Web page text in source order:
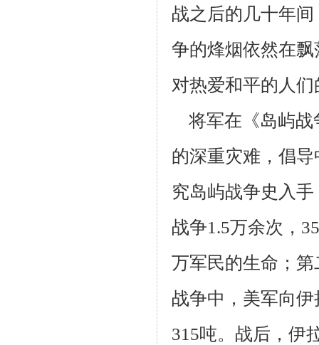
战之后的几十年
争的烽烟依然在
对热爱和平的人
将军在《岛屿战
的深重灾难，倡
究岛屿战争史入
战争1.5万余次，
万军民的生命；
战争中，美军向
315吨。战后，伊